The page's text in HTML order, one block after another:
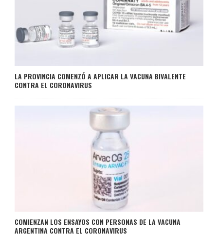
LA PROVINCIA COMENZÓ A APLICAR LA VACUNA BIVALENTE
CONTRA EL CORONAVIRUS
COMIENZAN LOS ENSAYOS CON PERSONAS DE LA VACUNA
ARGENTINA CONTRA EL CORONAVIRUS